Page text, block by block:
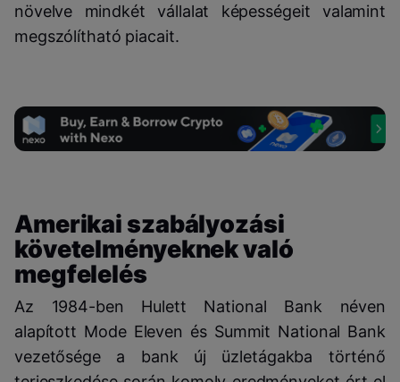
növelve mindkét vállalat képességeit valamint
megszólítható piacait.
Amerikai szabályozási
követelményeknek való
megfelelés
Az 1984-ben Hulett National Bank néven
alapított Mode Eleven és Summit National Bank
vezetősége a bank új üzletágakba történő